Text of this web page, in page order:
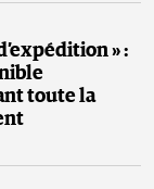
» :
toute la